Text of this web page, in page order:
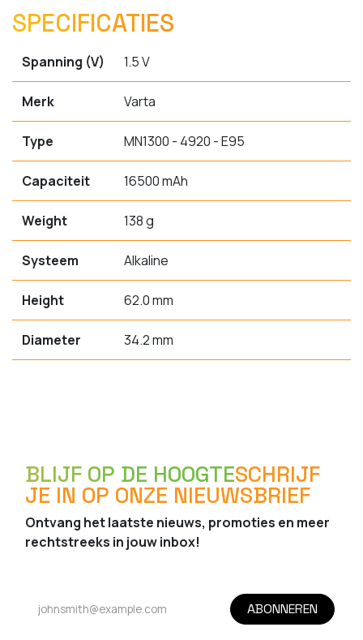
SPECIFICATIES
Spanning (V) 1.5 V
Merk Varta
Type MN1300 - 4920 - E95
Capaciteit 16500 mAh
Weight 138 g
Systeem Alkaline
Height 62.0 mm
Diameter 34.2 mm
BLIJF OP DE HOOGTESCHRIJF
JE IN OP ONZE NIEUWSBRIEF
Ontvang het laatste nieuws, promoties en meer
rechtstreeks in jouw inbox!
ABONNEREN